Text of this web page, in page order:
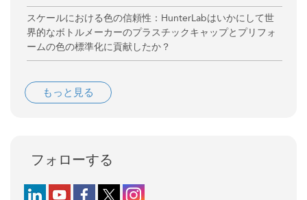
スケールにおける色の信頼性：HunterLabはいかにして世
界的なボトルメーカーのプラスチックキャップとプリフォ
ームの色の標準化に貢献したか？
もっと見る
フォローする
Follow us on LinkedIn
Follow us on YouTube
Follow us on Facebook
Follow us on X (formerly Twitter)
Follow us on Instagram